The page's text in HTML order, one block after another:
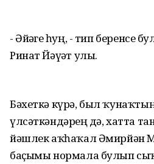
- Әйҙәгеҙ һуң, - тип беренсе
Ринат Йәүҙәт улы.
Бәхеткә күрә, был
үлсәткәндәрҙең дә, хатта
йәшлек аҡһаҡал Әмирйән
баҫымы нормала булып